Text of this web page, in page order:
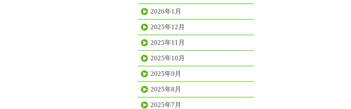
2026年1月
2025年12月
2025年11月
2025年10月
2025年9月
2025年8月
2025年7月